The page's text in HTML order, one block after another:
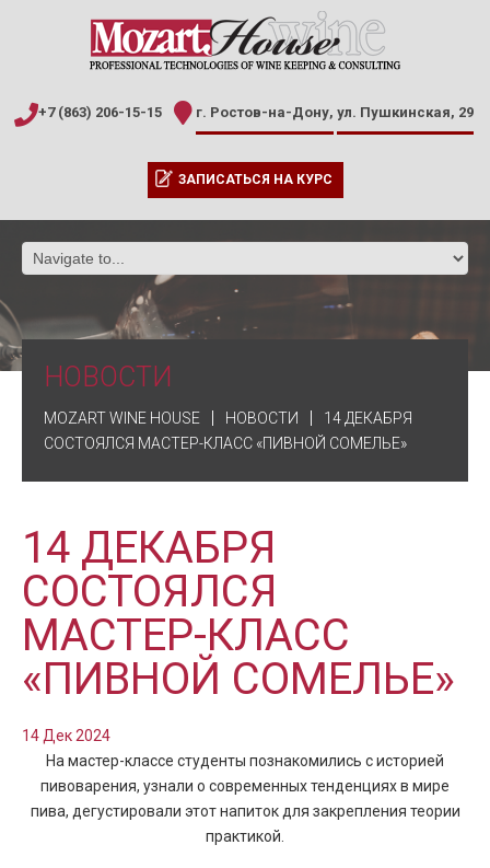
+7 (863) 206-15-15 г. Ростов-на-Дону, ул. Пушкинская, 29
ЗАПИСАТЬСЯ НА КУРС
НОВОСТИ
MOZART WINE HOUSE НОВОСТИ
14 ДЕКАБРЯ
СОСТОЯЛСЯ МАСТЕР-КЛАСС «ПИВНОЙ СОМЕЛЬЕ»
14 ДЕКАБРЯ
СОСТОЯЛСЯ
МАСТЕР-КЛАСС
«ПИВНОЙ СОМЕЛЬЕ»
14 Дек 2024
На мастер-классе студенты познакомились с историей
пивоварения, узнали о современных тенденциях в мире
пива, дегустировали этот напиток для закрепления теории
практикой.